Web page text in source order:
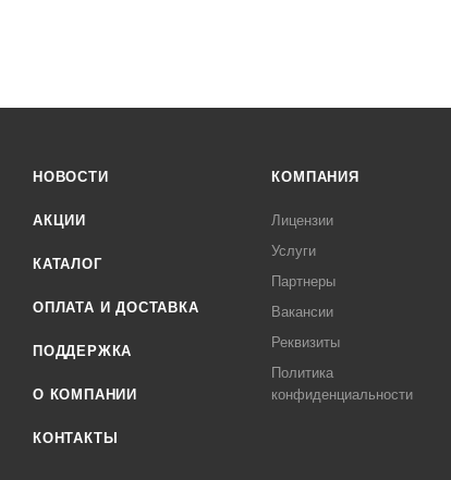
НОВОСТИ
АКЦИИ
КАТАЛОГ
ОПЛАТА И ДОСТАВКА
ПОДДЕРЖКА
О КОМПАНИИ
КОНТАКТЫ
КОМПАНИЯ
Лицензии
Услуги
Партнеры
Вакансии
Реквизиты
Политика
конфиденциальности